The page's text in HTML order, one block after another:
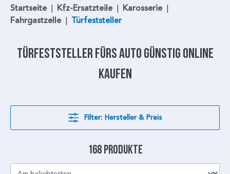
Startseite | Kfz-Ersatzteile | Karosserie |
Fahrgastzelle | Türfeststeller
Türfeststeller fürs Auto günstig online
kaufen
Filter: Hersteller & Preis
168 Produkte